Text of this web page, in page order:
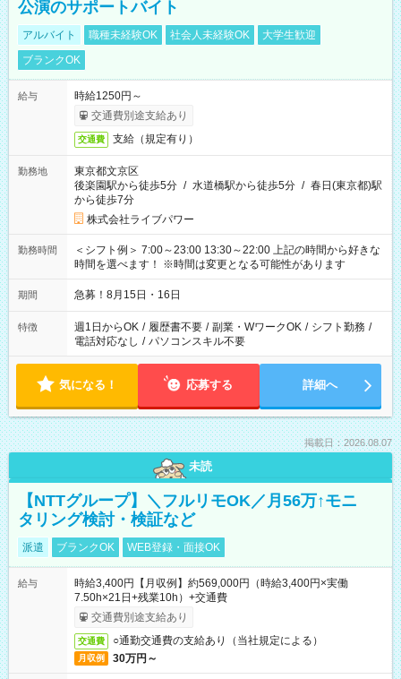
公演のサポートバイト
アルバイト 職種未経験OK 社会人未経験OK
大学生歓迎
ブランクOK
給与
時給1250円～
交通費別途支給あり
交通費 支給（規定有り）
勤務地
東京都文京区
後楽園駅から徒歩5分 / 水道橋駅から徒歩5分 / 春日(東京都)駅
から徒歩7分
株式会社ライブパワー
勤務時間
＜シフト例＞ 7:00～23:00 13:30～22:00 上記の時間から好きな
時間を選べます！ ※時間は変更となる可能性があります
期間 急募！8月15日・16日
特徴 週1日からOK / 履歴書不要 / 副業・WワークOK / シフト勤務 /
電話対応なし / パソコンスキル不要
気になる！ 応募する 詳細へ
掲載日：2026.08.07
未読
【NTTグループ】＼フルリモOK／月56万↑モニ
タリング検討・検証など
派遣 ブランクOK WEB登録・面接OK
給与
時給3,400円【月収例】約569,000円（時給3,400円×実働
7.50h×21日+残業10h）+交通費
交通費別途支給あり
交通費 ○通勤交通費の支給あり（当社規定による）
月収例 30万円～